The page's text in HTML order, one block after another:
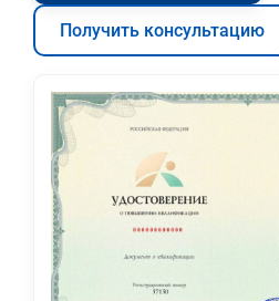
Получить консультацию